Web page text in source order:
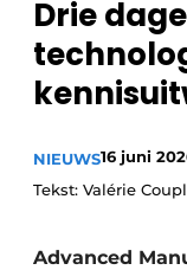
Vacature
Vacatures
Video’s
Drie
NIEUWS16 juni
Tekst: Valérie
Advanced